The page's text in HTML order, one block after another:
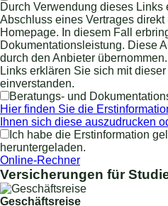
Durch Verwendung dieses
Abschluss eines Vertrages
Homepage. In diesem Fall
Dokumentationsleistung. Diese
durch den Anbieter
Links erklären Sie sich mit
einverstanden.
Beratungs- und
Hier finden Sie die
Ihnen sich diese auszudrucken
Ich habe die Erstinformation
heruntergeladen.
Online-Rechner
Versicherungen für
Geschäftsreise